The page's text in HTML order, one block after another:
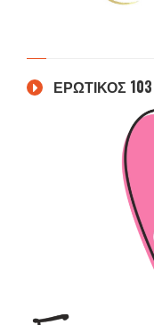
ΕΡΩΤΙΚΟΣ 103